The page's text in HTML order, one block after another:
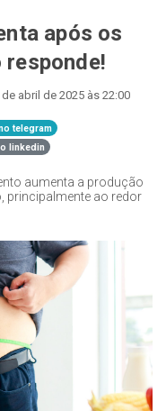
após os
de abril de 2025 às 22:00
telegram
linkedin
aumenta a produção
principalmente ao redor